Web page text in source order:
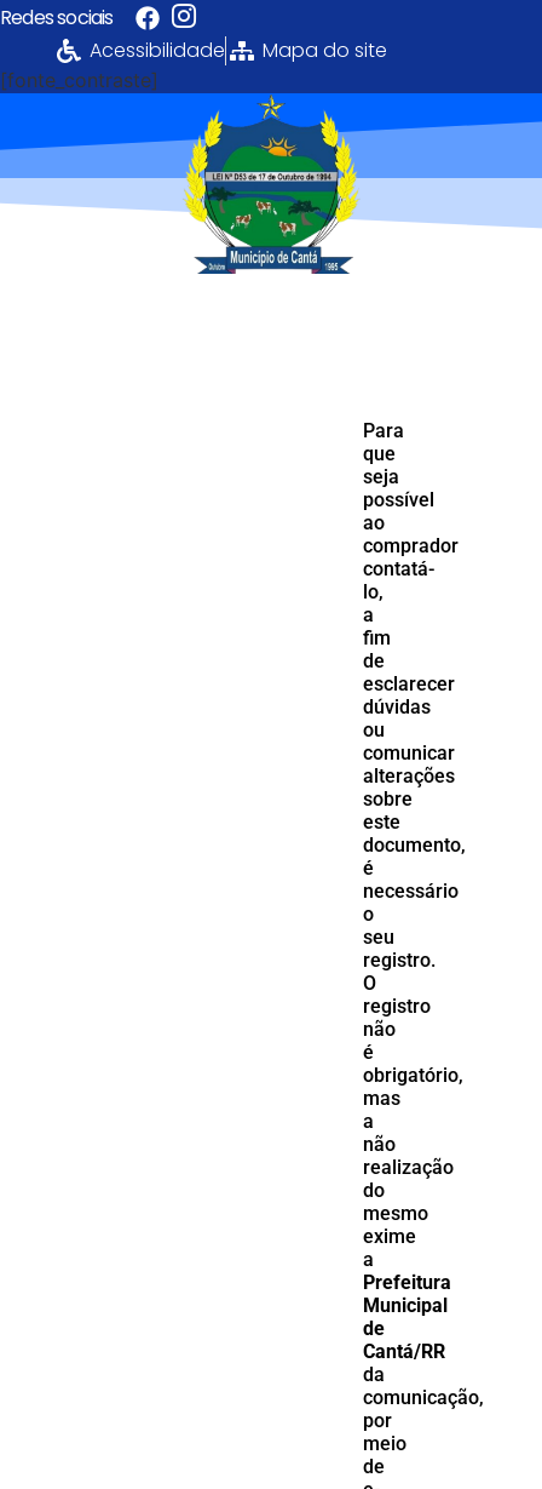
Redes sociais
Acessibilidade
Mapa do site
[fonte_contraste]
Para
que
seja
possível
ao
comprador
contatá-
lo,
a
fim
de
esclarecer
dúvidas
ou
comunicar
alterações
sobre
este
documento,
é
necessário
o
seu
registro.
O
registro
não
é
obrigatório,
mas
a
não
realização
do
mesmo
exime
a
Prefeitura
Municipal
de
Cantá/RR
da
comunicação,
por
meio
de